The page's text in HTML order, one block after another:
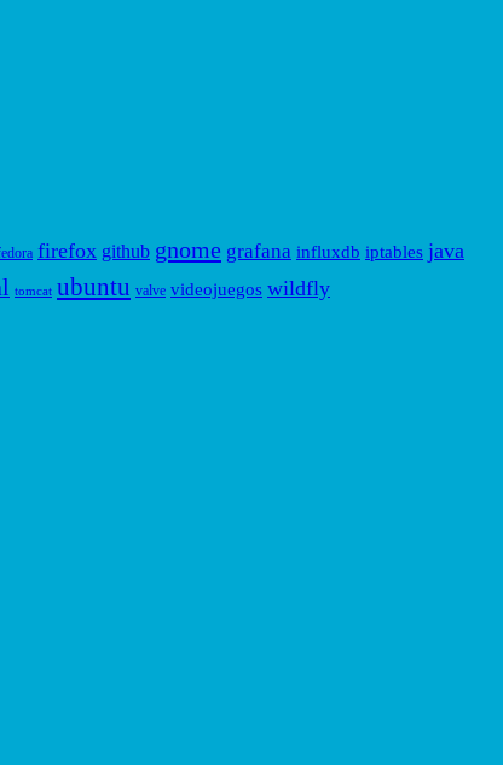
firefox github gnome grafana influxdb iptables java
tomcat ubuntu valve videojuegos wildfly